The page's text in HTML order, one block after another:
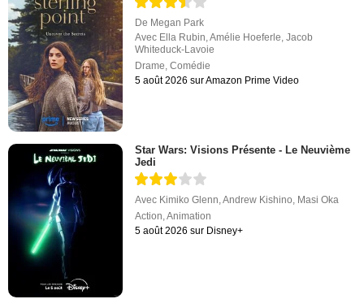
De Megan Park
Avec Ella Rubin,Amélie Hoeferle,Jacob
Whiteduck-Lavoie
Drame,Comédie
5 août 2026 sur Amazon Prime Video
Star Wars: Visions Présente - Le Neuvième
Jedi
Avec Kimiko Glenn,Andrew Kishino, Masi Oka
Action,Animation
5 août 2026 sur Disney+